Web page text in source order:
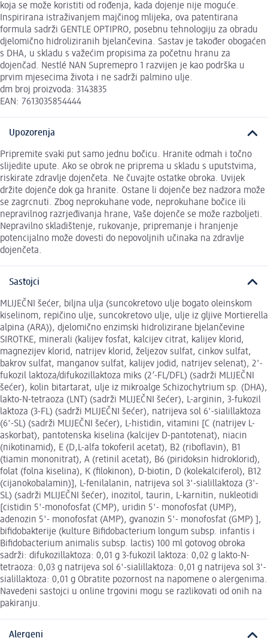
koja se može koristiti od rođenja, kada dojenje nije moguće.
Inspirirana istraživanjem majčinog mlijeka, ova patentirana
formula sadrži GENTLE OPTIPRO, posebnu tehnologiju za obradu
djelomično hidroliziranih bjelančevina. Sastav je također obogaćen
s DHA, u skladu s važećim propisima za početnu hranu za
dojenčad. Nestlé NAN Supremepro 1 razvijen je kao podrška u
prvim mjesecima života i ne sadrži palmino ulje.
dm broj proizvoda: 3143835
EAN: 7613035854444
Upozorenja
Pripremite svaki put samo jednu bočicu. Hranite odmah i točno
slijedite upute. Ako se obrok ne priprema u skladu s uputstvima,
riskirate zdravlje dojenčeta. Ne čuvajte ostatke obroka. Uvijek
držite dojenče dok ga hranite. Ostane li dojenče bez nadzora može
se zagrcnuti. Zbog neprokuhane vode, neprokuhane bočice ili
nepravilnog razrjeđivanja hrane, Vaše dojenče se može razboljeti.
Nepravilno skladištenje, rukovanje, pripremanje i hranjenje
potencijalno može dovesti do nepovoljnih učinaka na zdravlje
dojenčeta.
Sastojci
MLIJEČNI šećer, biljna ulja (suncokretovo ulje bogato oleinskom
kiselinom, repičino ulje, suncokretovo ulje, ulje iz gljive Mortierella
alpina (ARA)), djelomično enzimski hidrolizirane bjelančevine
SIROTKE, minerali (kalijev fosfat, kalcijev citrat, kalijev klorid,
magnezijev klorid, natrijev klorid, željezov sulfat, cinkov sulfat,
bakrov sulfat, manganov sulfat, kalijev jodid, natrijev selenat), 2'-
fukozil laktoza/difukozillaktoza miks (2’-FL/DFL) (sadrži MLIJEČNI
šećer), kolin bitartarat, ulje iz mikroalge Schizochytrium sp. (DHA),
lakto-N-tetraoza (LNT) (sadrži MLIJEČNI šećer), L-arginin, 3-fukozil
laktoza (3-FL) (sadrži MLIJEČNI šećer), natrijeva sol 6'-sialillaktoza
(6'-SL) (sadrži MLIJEČNI šećer), L-histidin, vitamini [C (natrijev L-
askorbat), pantotenska kiselina (kalcijev D-pantotenat), niacin
(nikotinamid), E (D,L-alfa tokoferil acetat), B2 (riboflavin), B1
(tiamin mononitrat), A (retinil acetat), B6 (piridoksin hidroklorid),
folat (folna kiselina), K (filokinon), D-biotin, D (kolekalciferol), B12
(cijanokobalamin)], L-fenilalanin, natrijeva sol 3'-sialillaktoza (3'-
SL) (sadrži MLIJEČNI šećer), inozitol, taurin, L-karnitin, nukleotidi
[cistidin 5'-monofosfat (CMP), uridin 5'- monofosfat (UMP),
adenozin 5'- monofosfat (AMP), gvanozin 5'- monofosfat (GMP) ],
bifidobakterije (kulture Bifidobacterium longum subsp. infantis i
Bifidobacterium animalis subsp. lactis) 100 ml gotovog obroka
sadrži: difukozillaktoza: 0,01 g 3-fukozil laktoza: 0,02 g lakto-N-
tetraoza: 0,03 g natrijeva sol 6'-sialillaktoza: 0,01 g natrijeva sol 3'-
sialillaktoza: 0,01 g Obratite pozornost na napomene o alergenima.
Navedeni sastojci u online trgovini mogu se razlikovati od onih na
pakiranju.
Alergeni